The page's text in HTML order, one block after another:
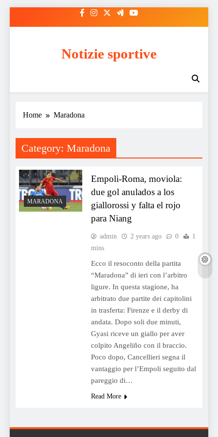
Notizie sportive
Home Maradona
Category: Maradona
MARADONA
Empoli-Roma, moviola:
due gol anulados a los
giallorossi y falta el rojo
para Niang
admin 2 years ago 0
1
mins
Ecco il resoconto della partita
“Maradona” di ieri con l’arbitro
ligure. In questa stagione, ha
arbitrato due partite dei capitolini
in trasferta: Firenze e il derby di
andata. Dopo soli due minuti,
Gyasi riceve un giallo per aver
colpito Angeliño con il braccio.
Poco dopo, Cancellieri segna il
vantaggio per l’Empoli seguito dal
pareggio di…
Read More